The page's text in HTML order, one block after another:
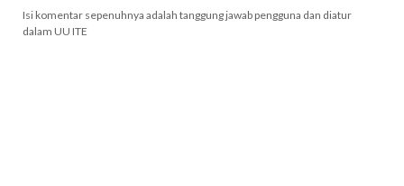
Isi komentar sepenuhnya adalah tanggung jawab pengguna dan diatur
dalam UU ITE